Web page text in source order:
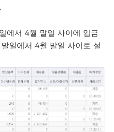
에서 4월 말일 사이에 입금
일에서 4월 말일 사이로 설